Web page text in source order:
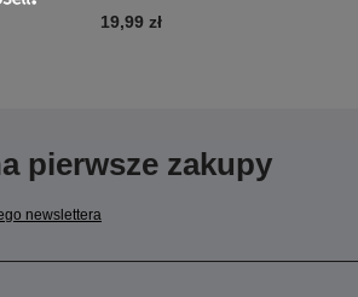
19,99 zł
pierwsze zakupy
newslettera